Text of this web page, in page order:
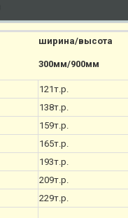
ширина/высота
300мм/900мм
121т.р.
138т.р.
159т.р.
165т.р.
193т.р.
209т.р.
229т.р.